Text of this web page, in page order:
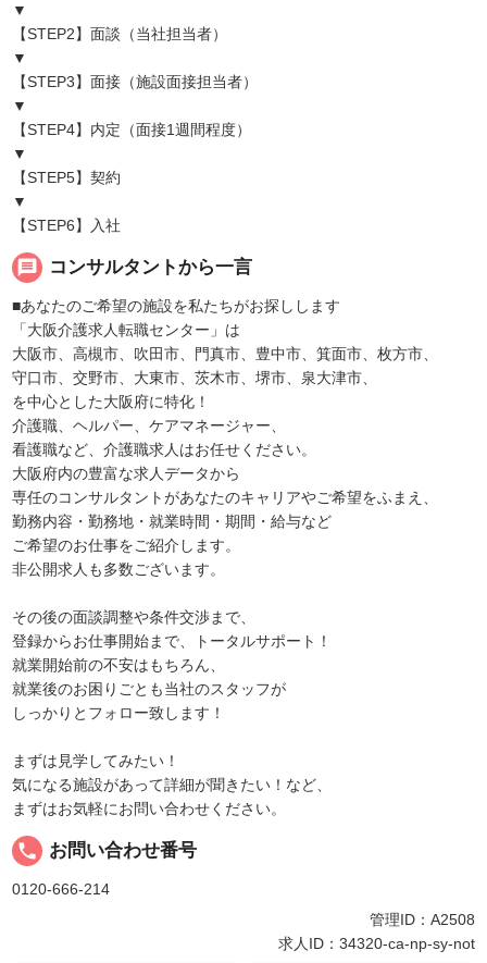
▼
【STEP2】面談（当社担当者）
▼
【STEP3】面接（施設面接担当者）
▼
【STEP4】内定（面接1週間程度）
▼
【STEP5】契約
▼
【STEP6】入社
message コンサルタントから一言
■あなたのご希望の施設を私たちがお探しします
「大阪介護求人転職センター」は
大阪市、高槻市、吹田市、門真市、豊中市、箕面市、枚方市、
守口市、交野市、大東市、茨木市、堺市、泉大津市、
を中心とした大阪府に特化！
介護職、ヘルパー、ケアマネージャー、
看護職など、介護職求人はお任せください。
大阪府内の豊富な求人データから
専任のコンサルタントがあなたのキャリアやご希望をふまえ、
勤務内容・勤務地・就業時間・期間・給与など
ご希望のお仕事をご紹介します。
非公開求人も多数ございます。
その後の面談調整や条件交渉まで、
登録からお仕事開始まで、トータルサポート！
就業開始前の不安はもちろん、
就業後のお困りごとも当社のスタッフが
しっかりとフォロー致します！
まずは見学してみたい！
気になる施設があって詳細が聞きたい！など、
まずはお気軽にお問い合わせください。
local_phone お問い合わせ番号
0120-666-214
管理ID：A2508
求人ID：34320-ca-np-sy-not